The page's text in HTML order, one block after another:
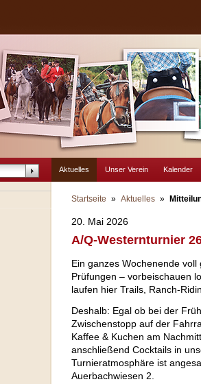
Aktuelles Unser Verein Kalender
Startseite » Aktuelles »
20. Mai 2026
A/Q-Westernturnier
Ein ganzes Wochenende
Prüfungen – vorbeischauen
laufen hier Trails, Ranch-
Deshalb: Egal ob bei der
Zwischenstopp auf der
Kaffee & Kuchen am
anschließend Cocktails in
Turnieratmosphäre ist
Auerbachwiesen 2.